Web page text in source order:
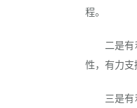
程。
二是有利
性，有力支
三是有利